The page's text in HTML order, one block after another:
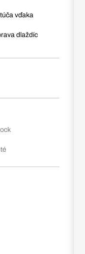
vďaka
dlaždíc